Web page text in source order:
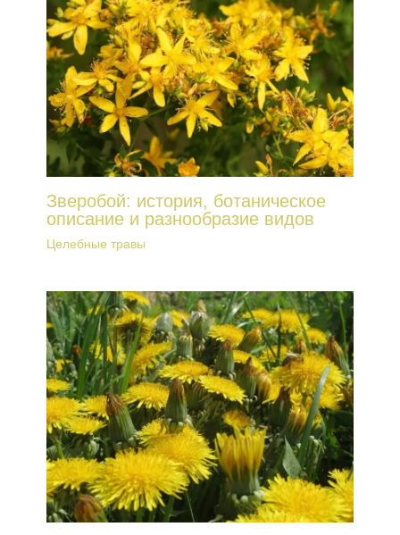
Зверобой: история, ботаническое
описание и разнообразие видов
Целебные травы